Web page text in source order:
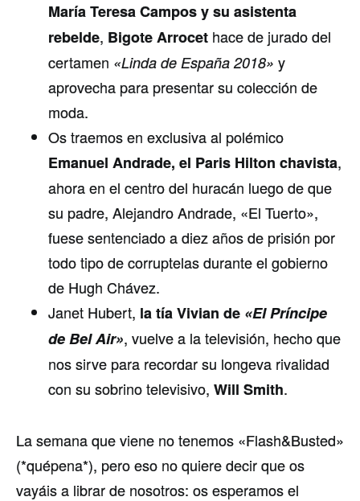
María Teresa Campos y su asistenta
rebelde, Bigote Arrocet hace de jurado del
certamen «Linda de España 2018» y
aprovecha para presentar su colección de
moda.
Os traemos en exclusiva al polémico
Emanuel Andrade, el Paris Hilton chavista,
ahora en el centro del huracán luego de que
su padre, Alejandro Andrade, «El Tuerto»,
fuese sentenciado a diez años de prisión por
todo tipo de corruptelas durante el gobierno
de Hugh Chávez.
Janet Hubert, la tía Vivian de «El Príncipe
de Bel Air», vuelve a la televisión, hecho que
nos sirve para recordar su longeva rivalidad
con su sobrino televisivo, Will Smith.
La semana que viene no tenemos «Flash&Busted»
(*quépena*), pero eso no quiere decir que os
vayáis a librar de nosotros: os esperamos el